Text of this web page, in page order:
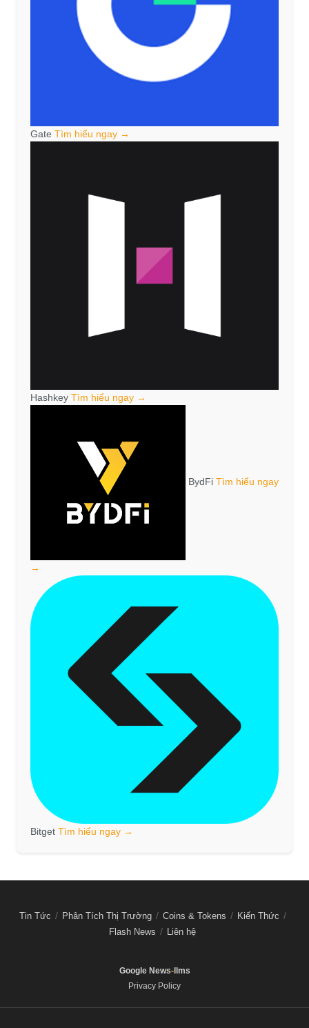
Gate Tìm hiểu ngay →
Hashkey Tìm hiểu ngay →
BydFi Tìm hiểu ngay
→
Bitget Tìm hiểu ngay →
Tin Tức Phân Tích Thị Trường Coins & Tokens
Kiến Thức
Flash News
Liên hệ
Google News-llms
Privacy Policy